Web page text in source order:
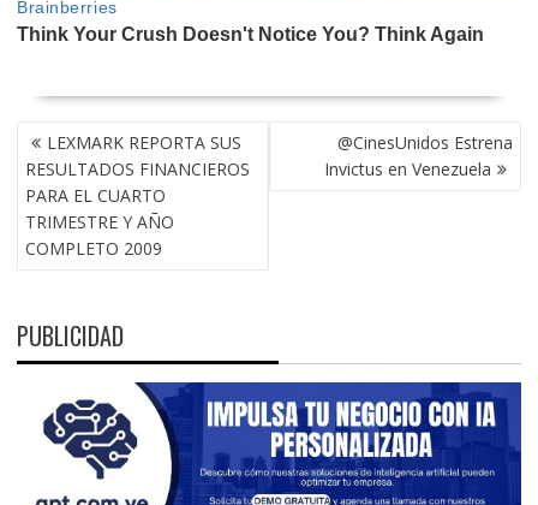
NAVEGACIÓN
DE
ENTRADAS
LEXMARK REPORTA SUS
RESULTADOS FINANCIEROS
PARA EL CUARTO
TRIMESTRE Y AÑO
COMPLETO 2009
@CinesUnidos Estrena
Invictus en Venezuela
PUBLICIDAD